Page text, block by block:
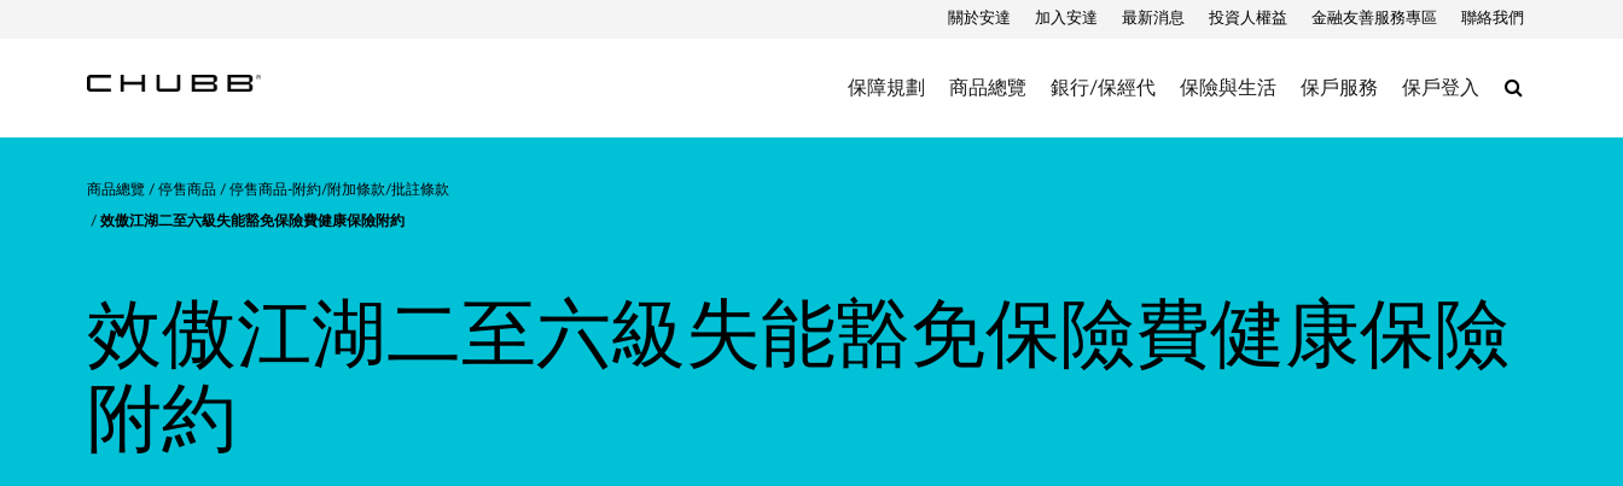
關於安達 加入安達 最新消息 投資人權益 金融友善服務專區 聯絡我們
保障規劃 商品總覽 銀行/保經代 保險與生活 保戶服務 保戶登入 Search
商品總覽 停售商品 停售商品-附約/附加條款/批註條款
效傲江湖二至六級失能豁免保險費健康保險附約
效傲江湖二至六級失能豁免保險費健康保險
附約